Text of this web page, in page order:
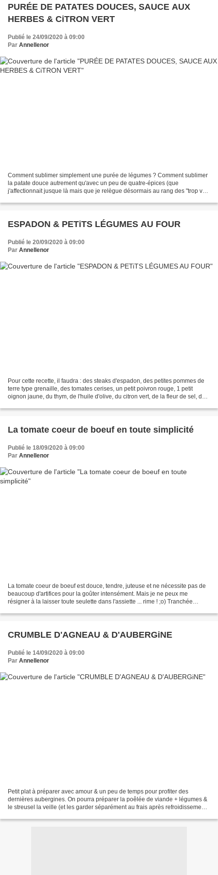
PURÉE DE PATATES DOUCES, SAUCE AUX
HERBES & CiTRON VERT
Publié le 24/09/2020 à 09:00
Par Annellenor
Comment sublimer simplement une purée de légumes ? Comment sublimer
la patate douce autrement qu'avec un peu de quatre-épices (que
j'affectionnait jusque là mais que je relègue désormais au rang des "trop vu-
ESPADON & PETiTS LÉGUMES AU FOUR
Publié le 20/09/2020 à 09:00
Par Annellenor
Pour cette recette, il faudra : des steaks d'espadon, des petites pommes de
terre type grenaille, des tomates cerises, un petit poivron rouge, 1 petit
oignon jaune, du thym, de l'huile d'olive, du citron vert, de la fleur de sel, du
La tomate coeur de boeuf en toute simplicité
Publié le 18/09/2020 à 09:00
Par Annellenor
La tomate coeur de boeuf est douce, tendre, juteuse et ne nécessite pas de
beaucoup d'artifices pour la goûter intensément. Mais je ne peux me
résigner à la laisser toute seulette dans l'assiette ... rime ! ;o) Tranchée
CRUMBLE D'AGNEAU & D'AUBERGiNE
Publié le 14/09/2020 à 09:00
Par Annellenor
Petit plat à préparer avec amour & un peu de temps pour profiter des
dernières aubergines. On pourra préparer la poêlée de viande + légumes &
le streusel la veille (et les garder séparément au frais après refroidissement)